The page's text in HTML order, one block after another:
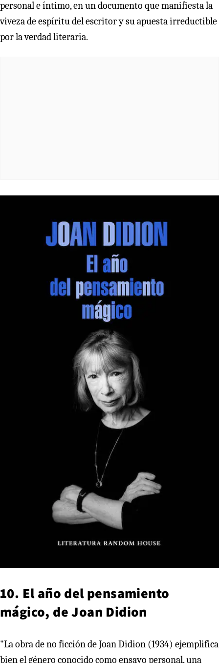
personal e íntimo, en un documento que manifiesta la
viveza de espíritu del escritor y su apuesta irreductible
por la verdad literaria.
10. El año del pensamiento
mágico, de Joan Didion
"La obra de no ficción de Joan Didion (1934) ejemplifica
bien el género conocido como ensayo personal, una